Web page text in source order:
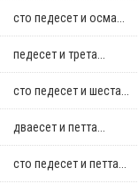
сто педесет и осма...
педесет и трета...
сто педесет и шеста...
дваесет и петта...
сто педесет и петта...